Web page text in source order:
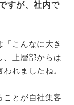
すが、社内で
「こんなに大き
、上層部からは
れましたね。
ことが自社集客